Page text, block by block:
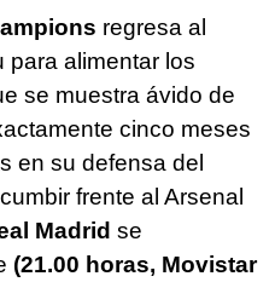
regresa al
para alimentar los
se muestra ávido de
cinco meses
en su defensa del
frente al Arsenal
Madrid se
(21.00 horas, Movistar